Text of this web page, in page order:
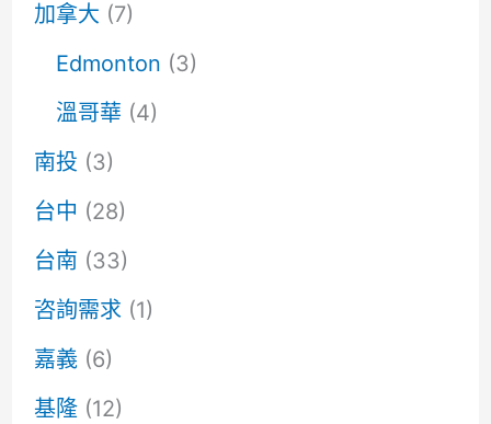
加拿大 (7)
Edmonton (3)
溫哥華 (4)
南投 (3)
台中 (28)
台南 (33)
咨詢需求(1)
嘉義(6)
基隆(12)